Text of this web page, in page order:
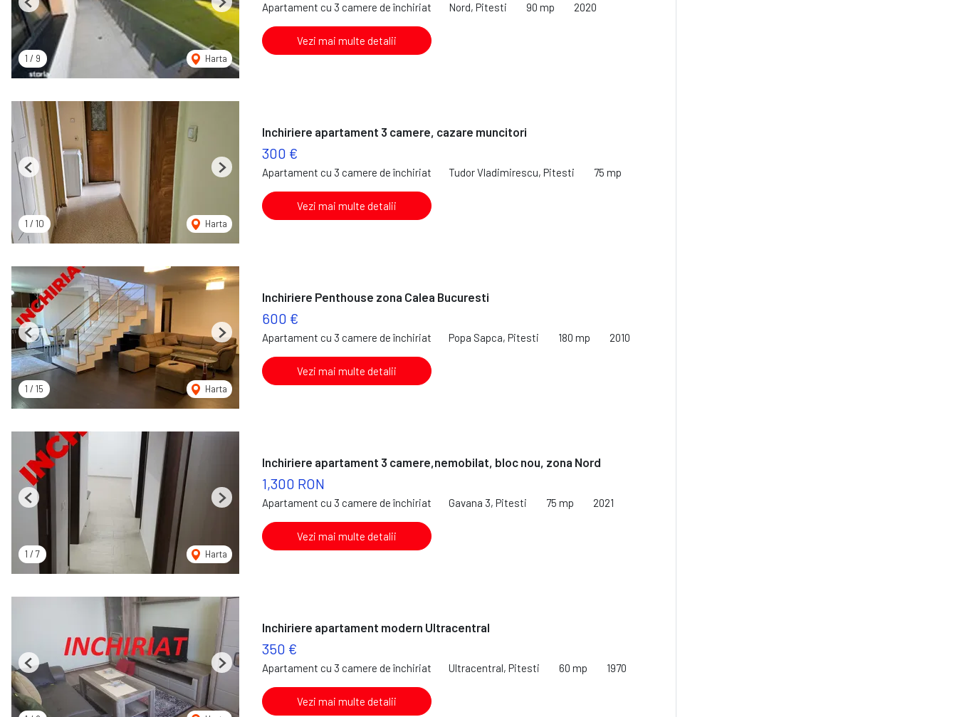
1 / 9 Harta
Previous Next Apartament cu 3 camere de închiriat Nord, Pitesti 90 mp 2020
Vezi mai multe detalii
1 / 10 Harta
Previous Next
Inchiriere apartament 3 camere, cazare muncitori
300 €
Apartament cu 3 camere de închiriat Tudor Vladimirescu, Pitesti 75 mp
Vezi mai multe detalii
1 / 15 Harta
Previous Next
Inchiriere Penthouse zona Calea Bucuresti
600 €
Apartament cu 3 camere de închiriat Popa Sapca, Pitesti 180 mp 2010
Vezi mai multe detalii
1 / 7 Harta
Previous Next
Inchiriere apartament 3 camere,nemobilat, bloc nou, zona Nord
1,300 RON
Apartament cu 3 camere de închiriat Gavana 3, Pitesti 75 mp 2021
Vezi mai multe detalii
Previous Next
Inchiriere apartament modern Ultracentral
350 €
Apartament cu 3 camere de închiriat Ultracentral, Pitesti 60 mp 1970
Vezi mai multe detalii